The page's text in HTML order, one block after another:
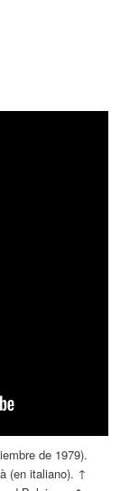
de 1979).
(en italiano). ↑